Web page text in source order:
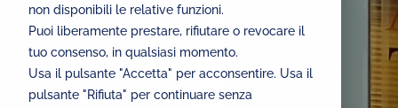
non disponibili le relative funzioni.
Puoi liberamente prestare, rifiutare o revocare il
tuo consenso, in qualsiasi momento.
Usa il pulsante "Accetta" per acconsentire. Usa il
pulsante "Rifiuta" per continuare senza